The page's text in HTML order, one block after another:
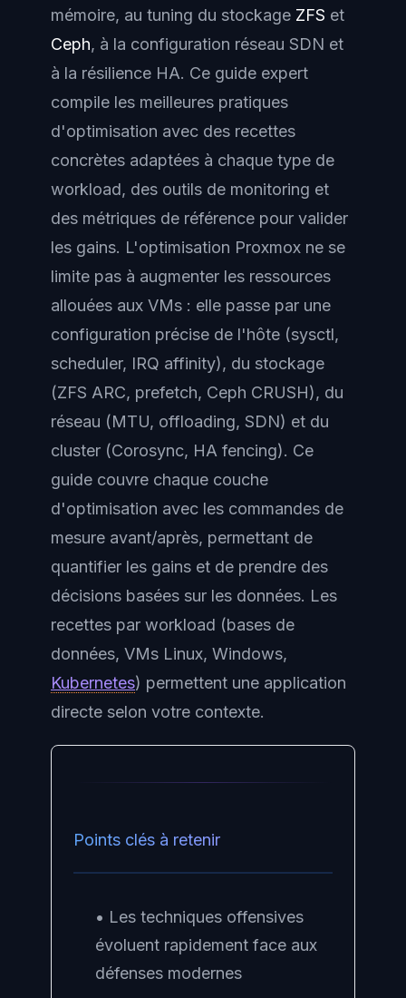
mémoire, au tuning du stockage ZFS et
Ceph, à la configuration réseau SDN et
à la résilience HA. Ce guide expert
compile les meilleures pratiques
d'optimisation avec des recettes
concrètes adaptées à chaque type de
workload, des outils de monitoring et
des métriques de référence pour valider
les gains. L'optimisation Proxmox ne se
limite pas à augmenter les ressources
allouées aux VMs : elle passe par une
configuration précise de l'hôte (sysctl,
scheduler, IRQ affinity), du stockage
(ZFS ARC, prefetch, Ceph CRUSH), du
réseau (MTU, offloading, SDN) et du
cluster (Corosync, HA fencing). Ce
guide couvre chaque couche
d'optimisation avec les commandes de
mesure avant/après, permettant de
quantifier les gains et de prendre des
décisions basées sur les données. Les
recettes par workload (bases de
données, VMs Linux, Windows,
Kubernetes) permettent une application
directe selon votre contexte.
Points clés à retenir
• Les techniques offensives
évoluent rapidement face aux
défenses modernes